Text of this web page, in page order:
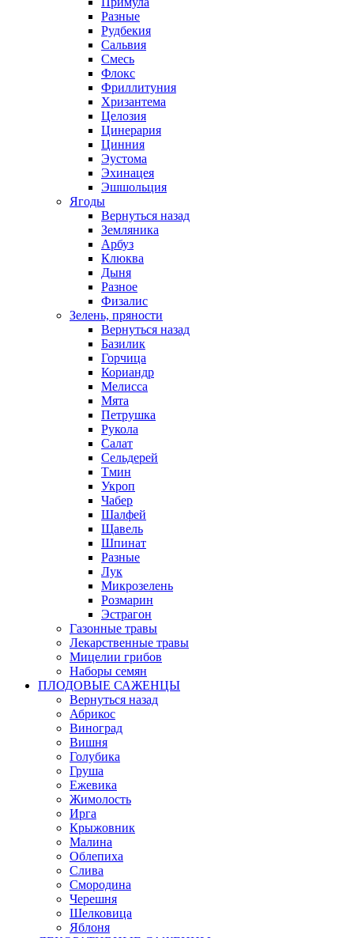
Разные
Рудбекия
Сальвия
Смесь
Флокс
Фриллитуния
Хризантема
Целозия
Цинерария
Цинния
Эустома
Эхинацея
Эшшольция
Ягоды
Вернуться назад
Земляника
Арбуз
Клюква
Дыня
Разное
Физалис
Зелень, пряности
Вернуться назад
Базилик
Горчица
Кориандр
Мелисса
Мята
Петрушка
Рукола
Салат
Сельдерей
Тмин
Укроп
Чабер
Шалфей
Щавель
Шпинат
Разные
Лук
Микрозелень
Розмарин
Эстрагон
Газонные травы
Лекарственные травы
Мицелии грибов
Наборы семян
ПЛОДОВЫЕ САЖЕНЦЫ
Вернуться назад
Абрикос
Виноград
Вишня
Голубика
Груша
Ежевика
Жимолость
Ирга
Крыжовник
Малина
Облепиха
Слива
Смородина
Черешня
Шелковица
Яблоня